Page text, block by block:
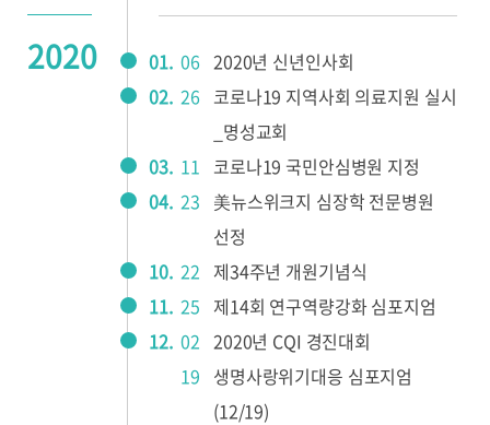
2020 01. 06 2020년 신년인사회
02. 26 코로나19 지역사회 의료지원 실시
_명성교회
03. 11
코로나19 국민안심병원 지정
04. 23 美뉴스위크지 심장학 전문병원
선정
10. 22 제34주년 개원기념식
11. 25 제14회 연구역량강화 심포지엄
12. 02 2020년 CQI 경진대회
19 생명사랑위기대응 심포지엄
(12/19)